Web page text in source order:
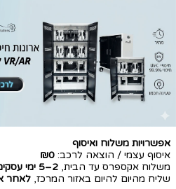
אפשרויות משלוח ואיסוף
איסוף עצמי / הוצאה לרכב: ₪0
משלוח אקספרס עד הבית, 2–5 ימי עסקים
שליח מהיום להיום באזור המרכז, לאחר